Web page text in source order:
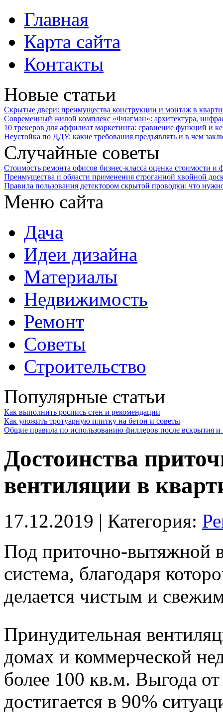
Главная
Карта сайта
Контакты
Новые статьи
Скрытые двери: преимущества конструкции и монтаж в
Современный жилой комплекс «Флагман»: архитектура,
10 трекеров для аффилиат маркетинга: сравнение функций и
Неустойка по ДДУ: какие требования предъявлять и в чем
Случайные советы
Стоимость ремонта офисов бизнес-класса оценка стоимости и
Преимущества и области применения строганной хвойной
Правила пользования детектором скрытой проводки: что
Меню сайта
Дача
Идеи дизайна
Материалы
Недвижимость
Ремонт
Советы
Строительство
Популярные статьи
Как выполнить роспись стен и рекомендации
Как уложить тротуарную плитку на бетон и советы
Общие правила по использованию филлеров после вскрытия и
Достоинства
вентиляции в
17.12.2019 | Категория:
Под приточно-вытяжной
система, благодаря
делается чистым и
Принудительная
домах и коммерческой
более 100 кв.м. Выгода
достигается в 90%